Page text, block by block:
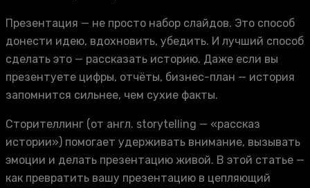
Презентация — не просто набор слайдов. Это способ
донести идею, вдохновить, убедить. И лучший способ
сделать это — рассказать историю. Даже если вы
презентуете цифры, отчёты, бизнес-план — история
запомнится сильнее, чем сухие факты.
Сторителлинг (от англ. storytelling — «рассказ
истории») помогает удерживать внимание, вызывать
эмоции и делать презентацию живой. В этой статье —
как превратить вашу презентацию в цепляющий